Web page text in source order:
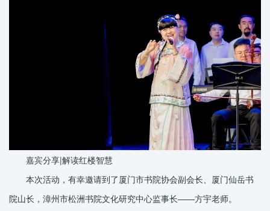
嘉宾分享|解读红楼智慧
本次活动，有幸邀请到了厦门市书院协会副会长、厦门仙岳书
院山长，漳州市松洲书院文化研究中心监事长——方宇老师。